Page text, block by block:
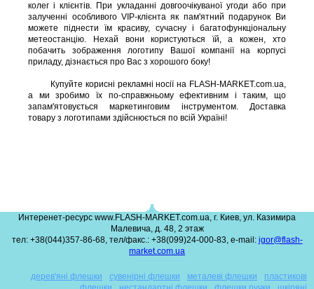
колег і клієнтів. При укладанні довгоочікуваної угоди або при
залученні особливого VIP-клієнта як пам'ятний подарунок Ви
можете піднести їм красиву, сучасну і багатофункціональну
метеостанцію. Нехай вони користуються їй, а кожен, хто
побачить зображення логотипу Вашої компанії на корпусі
приладу, дізнається про Вас з хорошого боку!
Купуйте корисні рекламні носії на FLASH-MARKET.com.ua,
а ми зробимо їх по-справжньому ефективним і таким, що
запам'ятовується маркетинговим інструментом. Доставка
товару з логотипами здійснюється по всій Україні!
Интеренет-ресурс www.FLASH-MARKET.com.ua, г. Киев, ул. Казимира
Малевича, д. 48, 2 этаж
тел: +38(044)357-86-68, тел/факс.: +38(099)24-000-83, e-mail: igor@flash-
market.com.ua
дерев'яні флешки сувенірні флешки металеві флешки
пластикові